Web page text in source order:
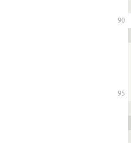
90
95